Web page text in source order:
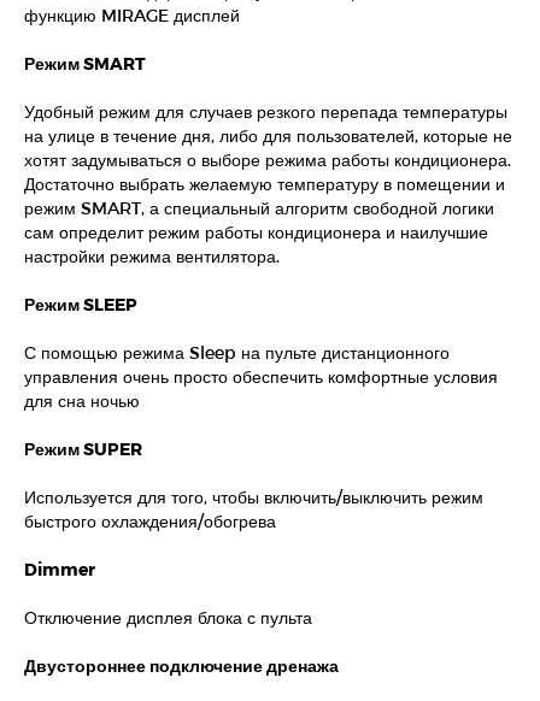
функцию MIRAGE дисплей
Режим SMART
Удобный режим для случаев резкого перепада температуры
на улице в течение дня, либо для пользователей, которые не
хотят задумываться о выборе режима работы кондиционера.
Достаточно выбрать желаемую температуру в помещении и
режим SMART, а специальный алгоритм свободной логики
сам определит режим работы кондиционера и наилучшие
настройки режима вентилятора.
Режим SLEEP
С помощью режима Sleep на пульте дистанционного
управления очень просто обеспечить комфортные условия
для сна ночью
Режим SUPER
Используется для того, чтобы включить/выключить режим
быстрого охлаждения/обогрева
Dimmer
Отключение дисплея блока с пульта
Двустороннее подключение дренажа